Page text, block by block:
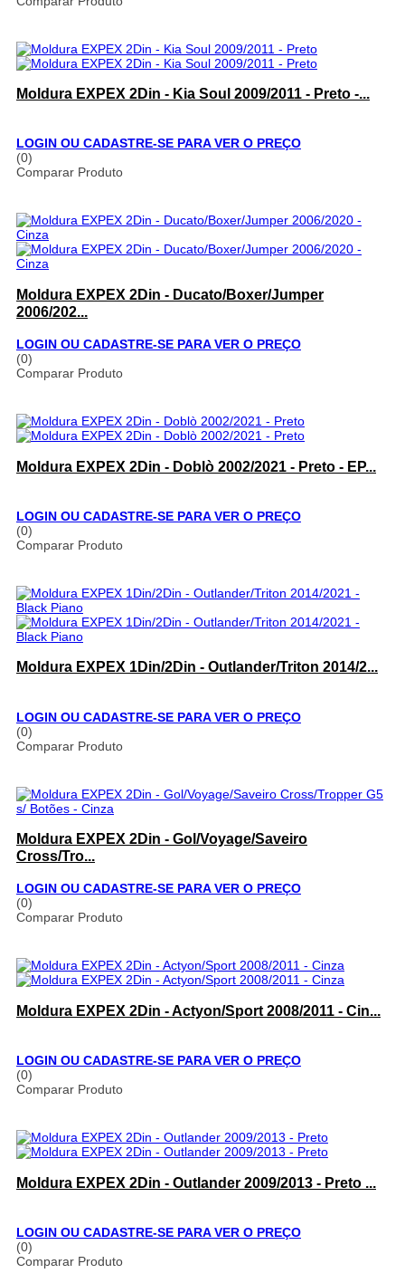
Moldura EXPEX 2Din - Kia Soul 2009/2011 - Preto -...
LOGIN OU CADASTRE-SE PARA VER O PREÇO
(0)
Comparar Produto
Moldura EXPEX 2Din - Ducato/Boxer/Jumper
2006/202...
LOGIN OU CADASTRE-SE PARA VER O PREÇO
(0)
Comparar Produto
Moldura EXPEX 2Din - Doblò 2002/2021 - Preto - EP...
LOGIN OU CADASTRE-SE PARA VER O PREÇO
(0)
Comparar Produto
Moldura EXPEX 1Din/2Din - Outlander/Triton 2014/2...
LOGIN OU CADASTRE-SE PARA VER O PREÇO
(0)
Comparar Produto
Moldura EXPEX 2Din - Gol/Voyage/Saveiro
Cross/Tro...
LOGIN OU CADASTRE-SE PARA VER O PREÇO
(0)
Comparar Produto
Moldura EXPEX 2Din - Actyon/Sport 2008/2011 - Cin...
LOGIN OU CADASTRE-SE PARA VER O PREÇO
(0)
Comparar Produto
Moldura EXPEX 2Din - Outlander 2009/2013 - Preto ...
LOGIN OU CADASTRE-SE PARA VER O PREÇO
(0)
Comparar Produto